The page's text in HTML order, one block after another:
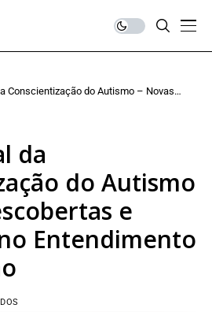
Conscientização do Autismo – Novas
da
do Autismo
e
Entendimento